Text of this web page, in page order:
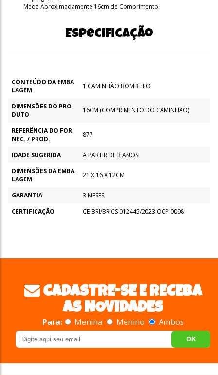
Mede Aproximadamente 16cm de Comprimento.
Especificação
CONTEÚDO DA EMBA
LAGEM
1 CAMINHÃO BOMBEIRO
DIMENSÕES DO PRO
DUTO
16CM (COMPRIMENTO DO CAMINHÃO)
REFERÊNCIA DO FOR
NEC. / PROD.
877
IDADE SUGERIDA
A PARTIR DE 3 ANOS
DIMENSÕES DA EMBA
LAGEM
21 X 16 X 12CM
GARANTIA
3 MESES
CERTIFICAÇÃO
CE-BRI/BRICS 012445/2023 OCP 0098
CADASTRE-SE E RECEBA
AS NOVIDADES
Para: Menina Menino Ambos
OK